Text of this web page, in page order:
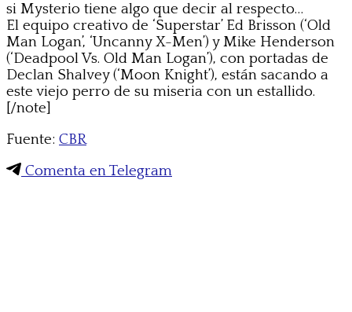
si Mysterio tiene algo que decir al respecto…
El equipo creativo de ‘Superstar’ Ed Brisson (‘Old
Man Logan’, ‘Uncanny X-Men’) y Mike Henderson
(‘Deadpool Vs. Old Man Logan’), con portadas de
Declan Shalvey (‘Moon Knight’), están sacando a
este viejo perro de su miseria con un estallido.
[/note]
Fuente: CBR
Comenta en Telegram